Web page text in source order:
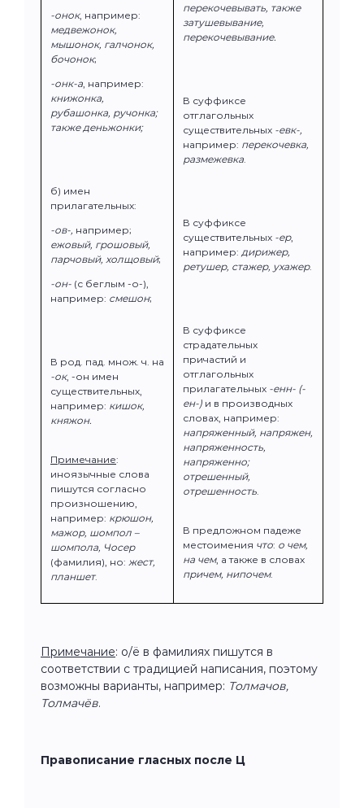
-онок, например:
медвежонок,
мышонок, галчонок,
бочонок;
-онк-а , например:
книжонка,
рубашонка, ручонка;
также деньжонки;
б) имен
прилагательных:
-ов-, например;
ежовый, грошовый,
парчовый, холщовый;
-он- (с беглым -о-),
например: смешон;
В род. пад. множ. ч. на
-ок, -он имен
существительных,
например: кишок,
княжон.
Примечание:
иноязычные слова
пишутся согласно
произношению,
например: крюшон,
мажор, шомпол –
шомпола, Чосер
(фамилия), но: жест,
планшет.
перекочевывать, также
затушевывание,
перекочевывание.
В суффиксе
отглагольных
существительных -евк-,
например: перекочевка,
размежевка
В суффиксе
существительных -ер,
например: дирижер,
ретушер, стажер, ухажер.
В суффиксе
страдательных
причастий и
отглагольных
прилагательных -енн- (-
ен-) и в производных
словах, например:
напряженный, напряжен,
напряженность,
напряженно;
отрешенный,
отрешенность
В предложном падеже
местоимения что: о чем,
на чем, а также в словах
причем, нипочем.
Примечание: о/ё в фамилиях пишутся в
соответствии с традицией написания, поэтому
возможны варианты, например: Толмачов,
Толмачёв.
Правописание гласных после Ц